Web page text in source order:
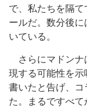
で、私たちを隔
ールだ。数分後
いている。
さらにマドンナ
現する可能性を
書いたと告げ、
た。まるですべて